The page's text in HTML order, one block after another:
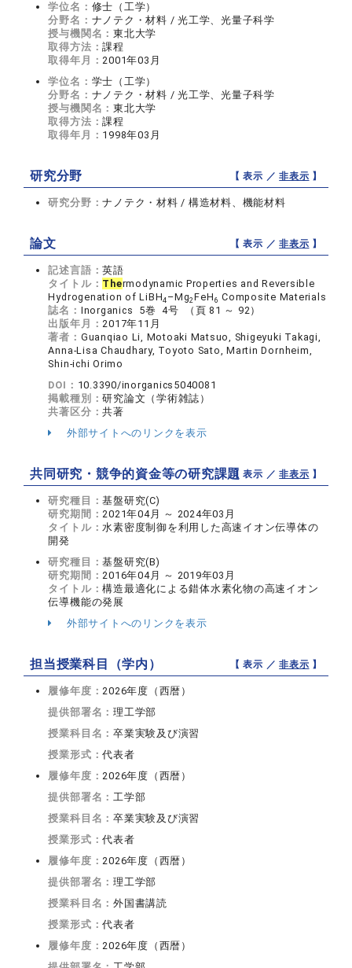
学位名： 修士（工学）
分野名： ナノテク・材料 / 光工学、光量子科学
授与機関名：東北大学
取得方法：課程
取得年月：2001年03月
学位名： 学士（工学）
分野名： ナノテク・材料 / 光工学、光量子科学
授与機関名：東北大学
取得方法：課程
取得年月： 1998年03月
研究分野 【 表示 ／非表示 】
研究分野：ナノテク・材料 / 構造材料、機能材料
論文 【 表示 ／非表示 】
記述言語：英語
タイトル： Thermodynamic Properties and Reversible
Hydrogenation of LiBH4–Mg2FeH6 Composite Materials
誌名： Inorganics 5巻 4号 （頁 81 ～ 92）
出版年月：2017年11月
著者： Guanqiao Li, Motoaki Matsuo, Shigeyuki Takagi,
Anna-Lisa Chaudhary, Toyoto Sato, Martin Dornheim,
Shin-ichi Orimo
DOI： 10.3390/inorganics5040081
掲載種別：研究論文（学術雑誌）
共著区分：共著
外部サイトへのリンクを表示
共同研究・競争的資金等の研究課題【 表示 ／非表示 】
研究種目：基盤研究(C)
研究期間：2021年04月 ～ 2024年03月
タイトル：水素密度制御を利用した高速イオン伝導体の
開発
研究種目：基盤研究(B)
研究期間：2016年04月 ～ 2019年03月
タイトル：構造最適化による錯体水素化物の高速イオン
伝導機能の発展
外部サイトへのリンクを表示
担当授業科目（学内） 【 表示 ／非表示 】
履修年度：2026年度（西暦）
提供部署名：理工学部
授業科目名：卒業実験及び演習
授業形式：代表者
履修年度：2026年度（西暦）
提供部署名：工学部
授業科目名：卒業実験及び演習
授業形式：代表者
履修年度：2026年度（西暦）
提供部署名：理工学部
授業科目名：外国書講読
授業形式：代表者
履修年度：2026年度（西暦）